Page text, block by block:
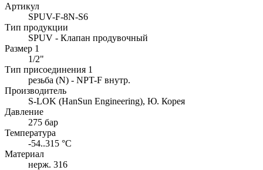
Артикул
SPUV-F-8N-S6
Тип продукции
SPUV - Клапан продувочный
Размер 1
1/2"
Тип присоединения 1
резьба (N) - NPT-F внутр.
Производитель
S-LOK (HanSun Engineering), Ю. Корея
Давление
275 бар
Температура
-54..315 °C
Материал
нерж. 316